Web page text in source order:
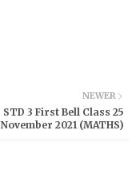
NEWER
STD 3 First Bell Class 25
November 2021 (MATHS)